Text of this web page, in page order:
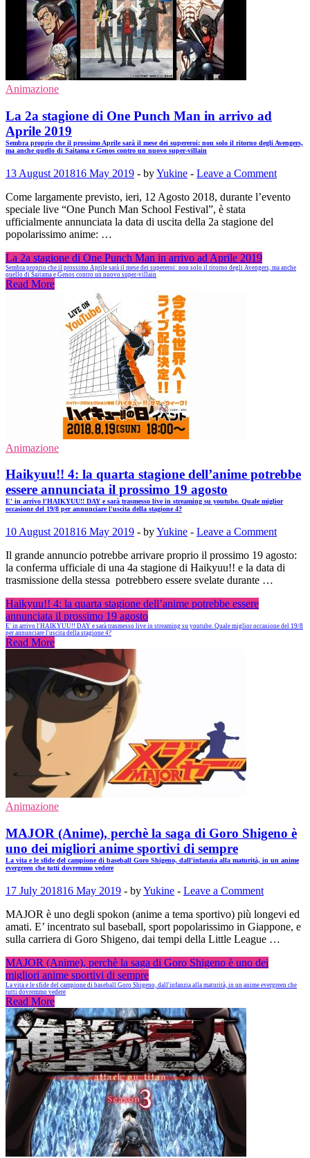
Animazione
La 2a stagione di One Punch Man in arrivo ad
Aprile 2019
Sembra proprio che il prossimo Aprile sarà il mese dei supereroi: non solo il ritorno degli Avengers,
ma anche quello di Saitama e Genos contro un nuovo super-villain
13 August 201816 May 2019 - byYukine - Leave a Comment
Come largamente previsto, ieri, 12 Agosto 2018, durante l’evento
speciale live “One Punch Man School Festival”, è stata
ufficialmente annunciata la data di uscita della 2a stagione del
popolarissimo anime: …
La 2a stagione di One Punch Man in arrivo ad Aprile 2019
Sembra proprio che il prossimo Aprile sarà il mese dei supereroi: non solo il ritorno degli Avengers, ma anche
quello di Saitama e Genos contro un nuovo super-villain
Read More
Animazione
Haikyuu!! 4: la quarta stagione dell’anime potrebbe
essere annunciata il prossimo 19 agosto
E' in arrivo l'HAIKYUU!! DAY e sarà trasmesso live in streaming su youtube. Quale miglior
occasione del 19/8 per annunciare l'uscita della stagione 4?
10 August 201816 May 2019 - byYukine - Leave a Comment
Il grande annuncio potrebbe arrivare proprio il prossimo 19 agosto:
la conferma ufficiale di una 4a stagione di Haikyuu!! e la data di
trasmissione della stessa potrebbero essere svelate durante …
Haikyuu!! 4: la quarta stagione dell’anime potrebbe essere
annunciata il prossimo 19 agosto
E' in arrivo l'HAIKYUU!! DAY e sarà trasmesso live in streaming su youtube. Quale miglior occasione del 19/8
per annunciare l'uscita della stagione 4?
Read More
Animazione
MAJOR (Anime), perchè la saga di Goro Shigeno è
uno dei migliori anime sportivi di sempre
La vita e le sfide del campione di baseball Goro Shigeno, dall'infanzia alla maturità, in un anime
evergreen che tutti dovremmo vedere
17 July 201816 May 2019 - byYukine - Leave a Comment
MAJOR è uno degli spokon (anime a tema sportivo) più longevi ed
amati. E’ incentrato sul baseball, sport popolarissimo in Giappone, e
sulla carriera di Goro Shigeno, dai tempi della Little League …
MAJOR (Anime), perchè la saga di Goro Shigeno è uno dei
migliori anime sportivi di sempre
La vita e le sfide del campione di baseball Goro Shigeno, dall'infanzia alla maturità, in un anime evergreen che
tutti dovremmo vedere
Read More